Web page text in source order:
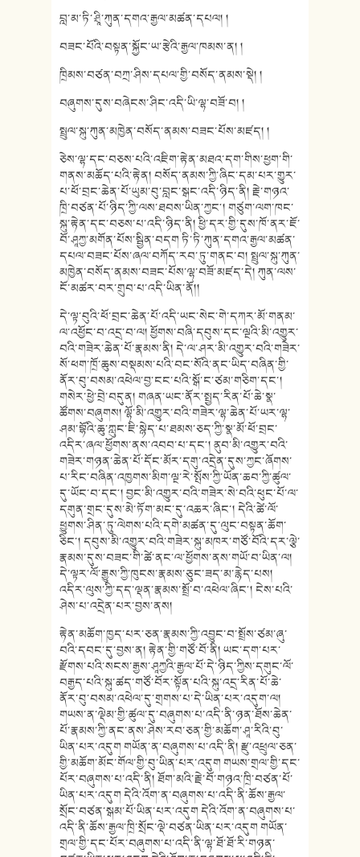
བླ་མ་ཏི་ཤྲཱི་ཀུན་དགའ་རྒྱལ་མཚན་དཔལ། །
བཟང་པོའི་བསྟན་སྐྱོང་ཡ་རྩེའི་རྒྱལ་ཁམས་ན། །
ཁྲིམས་བཙན་བཀྲ་ཤིས་དཔལ་གྱི་བསོད་ནམས་སྡེ། །
བཞུགས་དུས་བཞེངས་ཤིང་འདི་ཡི་ལྷ་བཟོ་བ། །
སྤྲུལ་སྐུ་ཀུན་མཁྱེན་བསོད་ནམས་བཟང་པོས་མཛད། །
ཅེས་ལྷ་དང་བཅས་པའི་འཇིག་རྟེན་མཐའ་དག་གིས་ཕྱག་གི་
གནས་མཆོད་པའི་རྟེན། བསོད་ནམས་ཀྱི་ཞིང་དམ་པར་གྱུར་
པ་ཕོ་བྲང་ཆེན་པོ་ཡུམ་བུ་བླང་སྒང་འདི་ཉིད་ནི། རྗེ་གཉའ་
ཁྲི་བཙན་པོ་ཉིད་ཀྱི་ལས་ཐབས་ཡིན་ཀྱང༌། གཙུག་ལག་ཁང་
སྐུ་རྟེན་དང་བཅས་པ་འདི་ཉིད་ནི། ཕྱི་དར་གྱི་དུས་ཁོ་ནར་ཇོ་
བོ་ཤཱཀྱ་མགོན་པོས་སྦྱིན་བདག ཏི་ཏི་ཀུན་དགའ་རྒྱལ་མཚན་
དཔལ་བཟང་པོས་ཞལ་བཀོད་རབ་ཏུ་གནང་བ། སྤྲུལ་སྐུ་ཀུན་
མཁྱེན་བསོད་ནམས་བཟང་པོས་ལྷ་བཟོ་མཛད་དེ། ཀུན་ལས་
ངོ་མཚར་བར་གྲུབ་པ་འདི་ཡིན་ནོ།།
དེ་ལྟ་བུའི་ཕོ་བྲང་ཆེན་པོ་འདི་ཡང་སེང་གེ་དཀར་མོ་གནམ་
ལ་འཕྱོང་བ་འདྲ་བ་ལ། ཕྱོགས་བཞི་དབུས་དང་ལྔའི་མི་འགྱུར་
བའི་གཟེར་ཆེན་པོ་རྣམས་ནི། དེ་ལ་ཤར་མི་འགྱུར་བའི་གཟེར་
སོ་ཕག་ཁྲོ་ཆུས་བསྡམས་པའི་བང་སོའི་ནང་ཡིད་བཞིན་གྱི་
ནོར་བུ་བསམ་འཕེལ་བྱ་ངང་པའི་སྒོ་ང་ཙམ་གཅིག་དང་།
གསེར་ཕྱེ་བྲེ་བདུན། གཞན་ཡང་ནོར་སྤྱད་རིན་པོ་ཆེ་སྣ་
ཚོགས་བཞུགས། ལྷོ་མི་འགྱུར་བའི་གཟེར་ལྷ་ཆེན་པོ་ཡར་ལྷ་
ཤམ་བྷོའི་ཆུ་ཀླུང་ཇི་སྙེད་པ་ཐམས་ཅད་ཀྱི་སྣ་མོ་ཕོ་བྲང་
འདིར་ཞལ་ཕྱོགས་ནས་འབབ་པ་དང༌། ནུབ་མི་འགྱུར་བའི་
གཟེར་གཉན་ཆེན་པོ་དོང་མོར་དགུ་འདྲེན་དུས་ཀྱང་ཞོགས་
པ་རིང་བཞིན་འཁྱགས་མིག་ལྔ་རེ་སྤོས་ཀྱི་ཡོན་ཆབ་ཀྱི་ཚུལ་
དུ་ཡོང་བ་དང༌། བྱང་མི་འགྱུར་བའི་གཟེར་སེ་བའི་ཕུང་པོ་ལ་
དགུན་གྲང་དུས་མེ་ཏོག་མང་དུ་འཆར་ཞིང་། དེའི་ཚེ་ལོ་
ཕྱུགས་ཤིན་ཏུ་ལེགས་པའི་དགེ་མཚན་དུ་ལུང་བསྟན་ཆོག་
ཅིང་། དབུས་མི་འགྱུར་བའི་གཟེར་སྐུ་མཁར་གཙོ་བོའི་དར་ལྕེ་
རྣམས་དུས་བཟང་གི་ཚེ་ནང་ལ་ཕྱོགས་ནས་གཡོ་བ་ཡིན་ལ།
དེ་ལྟར་ལོ་རྒྱུས་ཀྱི་ཁུངས་རྣམས་ཅུང་ཟད་མ་རྙེད་པས།
འདིར་ལུས་ཀྱི་དད་ལྡན་རྣམས་སྤྲོ་བ་འཕེལ་ཞིང༌། ངེས་པའི་
ཤེས་པ་འདྲེན་པར་བྱས་ནས།
རྟེན་མཆོག་ཁྱད་པར་ཅན་རྣམས་ཀྱི་འབྱུང་བ་སྤྲོས་ཙམ་ཞུ་
བའི་དབང་དུ་བྱས་ན། རྟེན་གྱི་གཙོ་བོ་ནི། ཡང་དག་པར་
རྫོགས་པའི་སངས་རྒྱས་ཤཱཀྱའི་རྒྱལ་པོ་དེ་ཉིད་ཀྱིས་དགུང་ལོ་
བརྒྱད་པའི་སྐུ་ཚད་གཙོ་བོར་སྟོན་པའི་སྐུ་འདྲ་རིན་པོ་ཆེ་
ནོར་བུ་བསམ་འཕེལ་དུ་གྲགས་པ་དེ་ཡིན་པར་འདུག་ལ།
གཡས་ན་ལྡེམ་གྱི་ཚུལ་དུ་བཞུགས་པ་འདི་ནི་ཉན་ཐོས་ཆེན་
པོ་རྣམས་ཀྱི་ནང་ནས་ཤེས་རབ་ཅན་གྱི་མཆོག་ཤཱ་རིའི་བུ་
ཡིན་པར་འདུག གཡོན་ན་བཞུགས་པ་འདི་ནི། རྫུ་འཕྲུལ་ཅན་
གྱི་མཆོག་མོང་གོལ་གྱི་བུ་ཡིན་པར་འདུག གཡས་གྲལ་གྱི་དང་
པོར་བཞུགས་པ་འདི་ནི། ཐོག་མའི་རྗེ་བོ་གཉའ་ཁྲི་བཙན་པོ་
ཡིན་པར་འདུག དེའི་འོག་ན་བཞུགས་པ་འདི་ནི་ཆོས་རྒྱལ་
སྲོང་བཙན་སྒམ་པོ་ཡིན་པར་འདུག དེའི་འོག་ན་བཞུགས་པ་
འདི་ནི་ཆོས་རྒྱལ་ཁྲི་སྲོང་ལྡེ་བཙན་ཡིན་པར་འདུག གཡོན་
གྲལ་གྱི་དང་པོར་བཞུགས་པ་འདི་ནི་ལྷ་ཐོ་ཐོ་རི་གཉན་